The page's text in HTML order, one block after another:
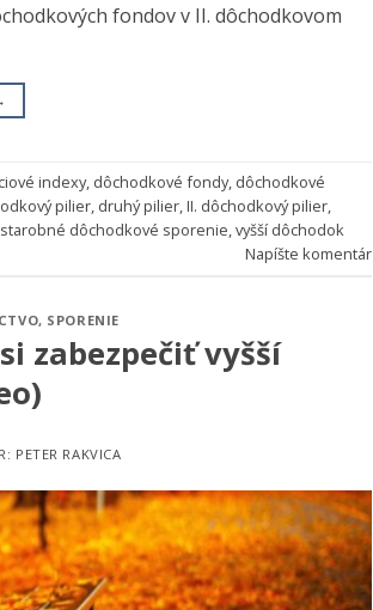
fondov v II. dôchodkovom
indexy, dôchodkové fondy, dôchodkové
pilier, druhý pilier,II. dôchodkový pilier,
starobné dôchodkové sporenie,vyšší dôchodok
Napíšte komentár
, SPORENIE
zabezpečiť vyšší
PETER RAKVICA